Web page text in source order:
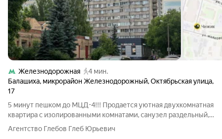
Железнодорожная
4 мин.
Балашиха, микрорайон Железнодорожный,Октябрьская улица,
17
5 минут пешком до МЦД-4!!! Продается уютная двухкомнатная
квартира с изолированными комнатами, санузел раздельный,
спокойные соседи. Квартира готова к заселению, остается: вся
мебель, которую видите на фото, бытовая техника:
Агентство Глебов Глеб Юрьевич